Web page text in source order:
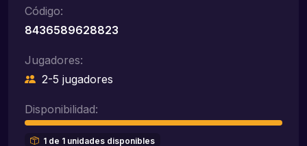
Código:
8436589628823
Jugadores:
2-5 jugadores
Disponibilidad:
1 de 1 unidades disponibles